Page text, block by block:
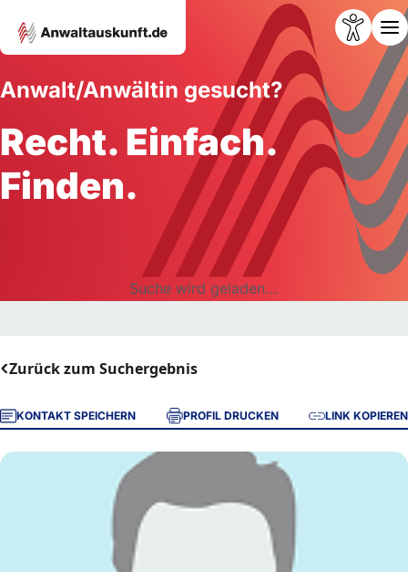
Anwalt/Anwältin gesucht?
Recht. Einfach.
Finden.
Suche wird geladen...
Zurück zum Suchergebnis
KONTAKT SPEICHERN PROFIL DRUCKEN LINK KOPIEREN